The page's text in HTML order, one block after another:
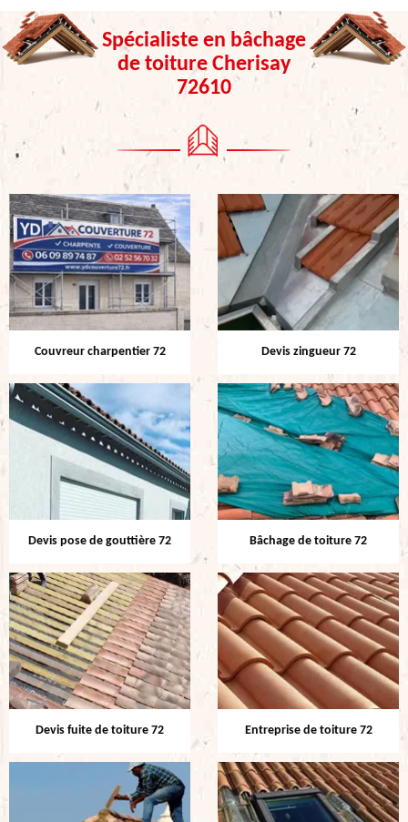
Spécialiste en bâchage
de toiture Cherisay
72610
Couvreur charpentier 72 Devis zingueur 72
Devis pose de gouttière 72 Bâchage de toiture 72
Devis fuite de toiture 72 Entreprise de toiture 72